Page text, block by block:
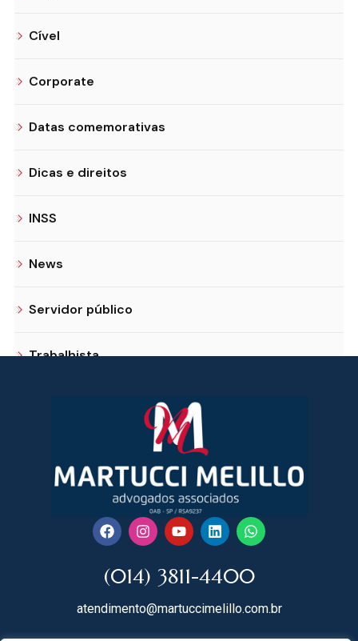
Cível
Corporate
Datas comemorativas
Dicas e direitos
INSS
News
Servidor público
Trabalhista
(014) 3811-4400
atendimento@martuccimelillo.com.br